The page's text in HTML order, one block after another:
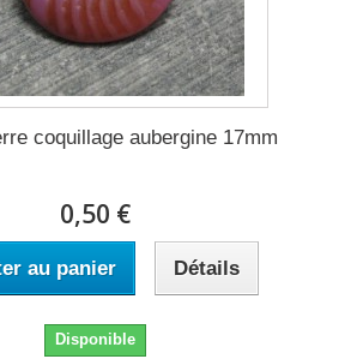
coquillage aubergine 17mm
0,50 €
au panier Détails
Disponible